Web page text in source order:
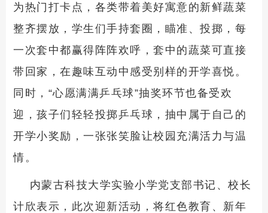
为热门打卡点，各类带着美好寓意的新鲜蔬菜
整齐摆放，学生们手持套圈，瞄准、投掷，每
一次套中都赢得阵阵欢呼，套中的蔬菜可直接
带回家，在趣味互动中感受别样的开学喜悦。
同时，“心愿满满乒乓球”抽奖环节也备受欢
迎，孩子们轻轻投掷乒乓球，抽中属于自己的
开学小奖励，一张张笑脸让校园充满活力与温
情。
内蒙古科技大学实验小学党支部书记、校长
计欣表示，此次迎新活动，将红色教育、新年